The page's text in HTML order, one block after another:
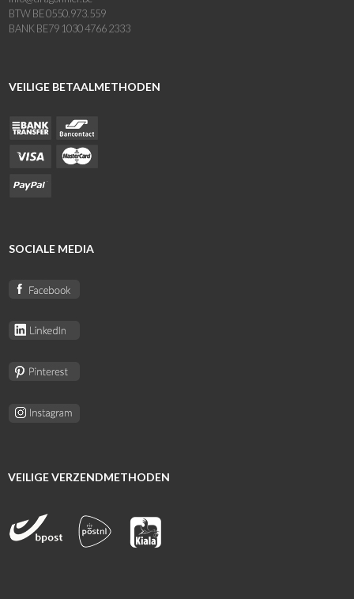
BTW BE 0550.973.559
BANK BE79 1030 4766 2333
VEILIGE BETAALMETHODEN
SOCIALE MEDIA
VEILIGE VERZENDMETHODEN